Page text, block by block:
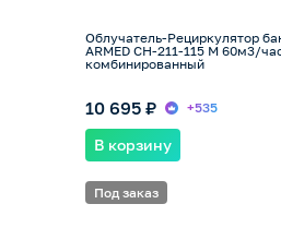
Облучатель-Рециркулятор
ARMED CH-211-115 М 60м3/
комбинированный
10 695 ₽ +535
В корзину
Под заказ